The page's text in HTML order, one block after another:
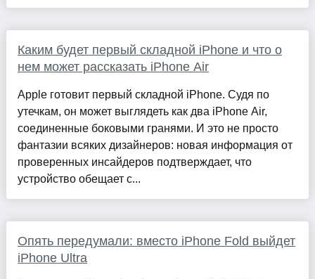
Каким будет первый складной iPhone и что о
нем может рассказать iPhone Air
Apple готовит первый складной iPhone. Судя по
утечкам, он может выглядеть как два iPhone Air,
соединенные боковыми гранями. И это не просто
фантазии всяких дизайнеров: новая информация от
проверенных инсайдеров подтверждает, что
устройство обещает с...
Опять передумали: вместо iPhone Fold выйдет
iPhone Ultra